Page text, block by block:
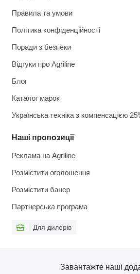
Правила та умови
Політика конфіденційності
Поради з безпеки
Відгуки про Agriline
Блог
Каталог марок
Українська техніка з компенсацією
Наші пропозиції
Реклама на Agriline
Розмістити оголошення
Розмістити банер
Партнерська програма
Для дилерів
Завантажте наші